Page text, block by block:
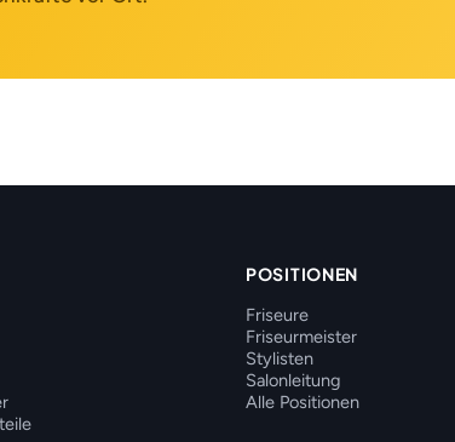
POSITIONEN
Friseure
Friseurmeister
Stylisten
Salonleitung
Alle Positionen